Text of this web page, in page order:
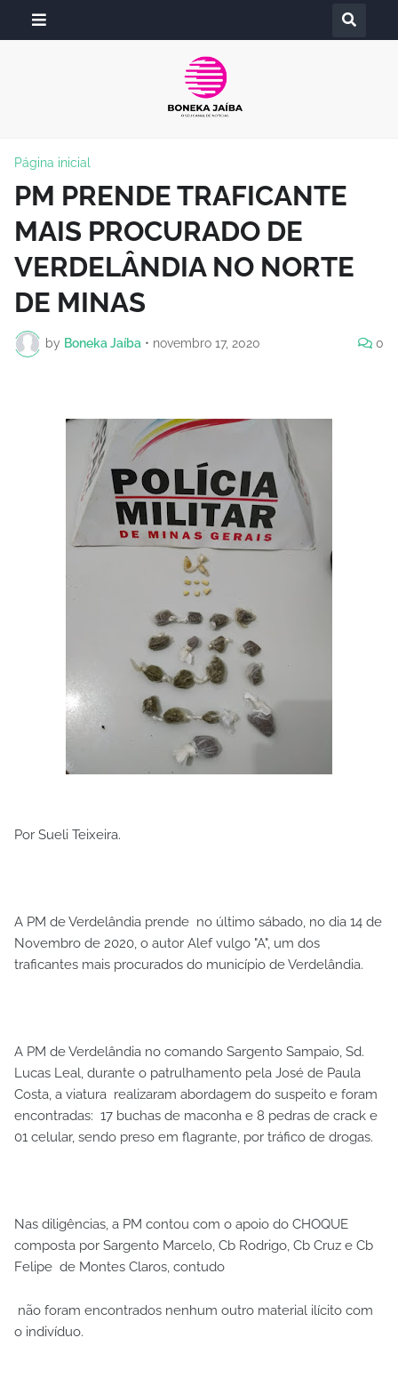
Página inicial
PM PRENDE TRAFICANTE
MAIS PROCURADO DE
VERDELÂNDIA NO NORTE
DE MINAS
by Boneka Jaíba • novembro 17, 2020 0
Por Sueli Teixeira.
A PM de Verdelândia prende no último sábado, no dia 14 de
Novembro de 2020, o autor Alef vulgo "A", um dos
traficantes mais procurados do município de Verdelândia.
A PM de Verdelândia no comando Sargento Sampaio, Sd.
Lucas Leal, durante o patrulhamento pela José de Paula
Costa, a viatura realizaram abordagem do suspeito e foram
encontradas: 17 buchas de maconha e 8 pedras de crack e
01 celular, sendo preso em flagrante, por tráfico de drogas.
Nas diligências, a PM contou com o apoio do CHOQUE
composta por Sargento Marcelo, Cb Rodrigo, Cb Cruz e Cb
Felipe de Montes Claros, contudo
não foram encontrados nenhum outro material ilícito com
o indivíduo.